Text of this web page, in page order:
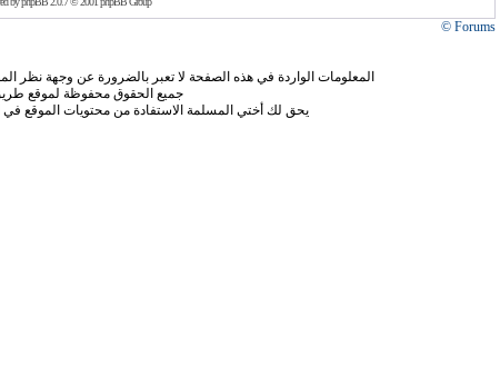
Forums ©
المعلومات الواردة في هذه الصفحة لا تعبر بالضرورة عن وجهة نظر
جميع الحقوق محفوظة لموقع
يحق لك أختي المسلمة الاستفادة من محتويات الموقع